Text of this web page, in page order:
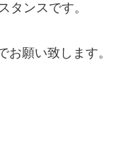
タンスです。
願い致します。